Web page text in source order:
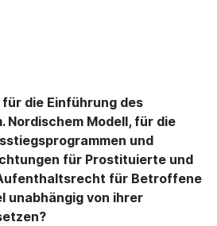
die Einführung des
Nordischem Modell, für die
und
für Prostituierte und
für Betroffene
unabhängig von ihrer